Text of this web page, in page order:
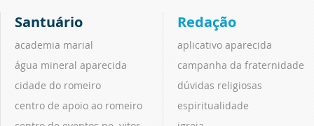
Santuário
academia marial
água mineral aparecida
cidade do romeiro
centro de apoio ao romeiro
Redação
aplicativo aparecida
campanha da fraternidade
dúvidas religiosas
espiritualidade